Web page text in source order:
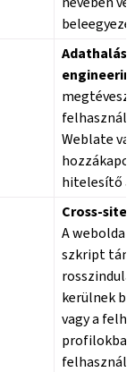
Weblate
hitelesítő
Cross-site
A
szkript
kerülnek
vagy a
profilokba,